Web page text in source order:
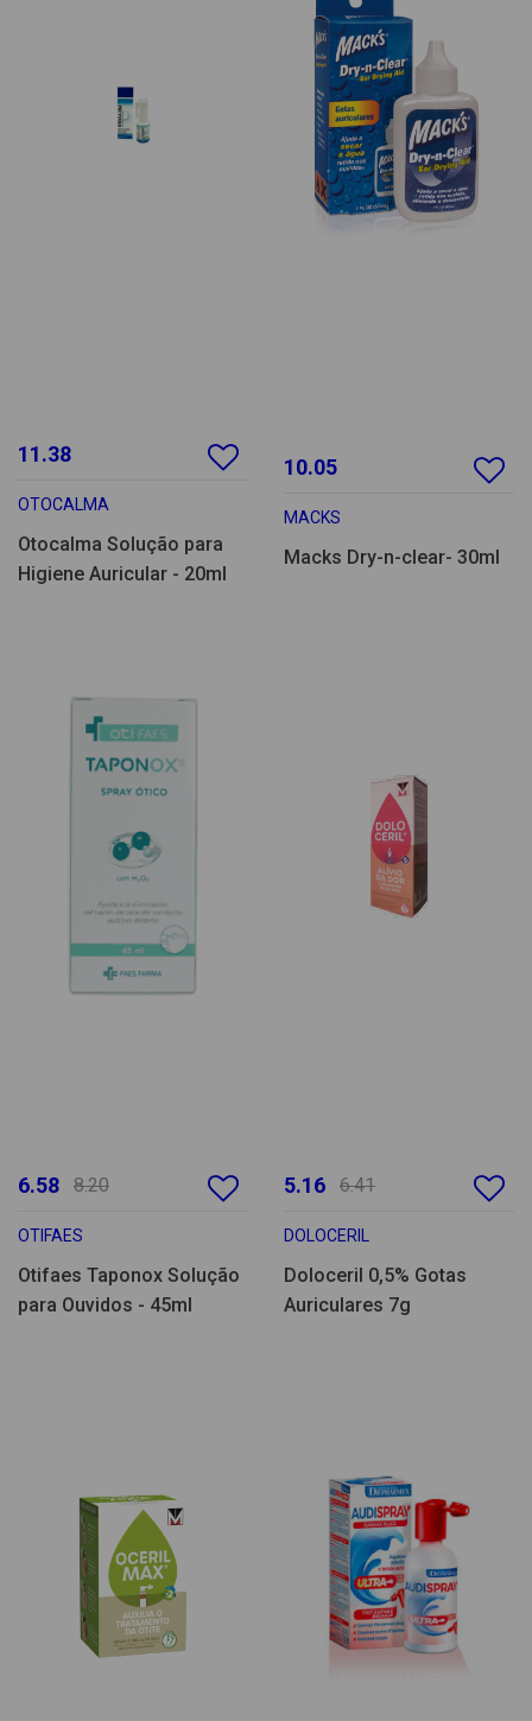
11.38
OTOCALMA
Otocalma Solução para
Higiene Auricular - 20ml
10.05
MACKS
Macks Dry-n-clear- 30ml
6.58 8.20
OTIFAES
Otifaes Taponox Solução
para Ouvidos - 45ml
5.16 6.41
DOLOCERIL
Doloceril 0,5% Gotas
Auriculares 7g